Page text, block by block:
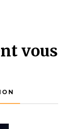
vous